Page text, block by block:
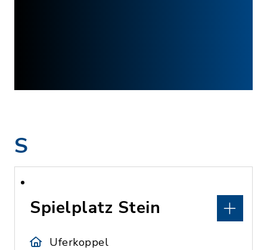
S
Spielplatz Stein
Uferkoppel